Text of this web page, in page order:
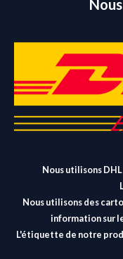
Nous utilisons
Nous utilisons des
information sur
L'étiquette de notre